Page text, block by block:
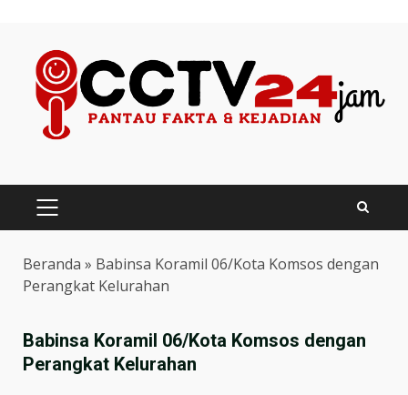
content
PRIMARY
MENU
Beranda » Babinsa Koramil 06/Kota Komsos dengan
Perangkat Kelurahan
Babinsa Koramil 06/Kota Komsos dengan
Perangkat Kelurahan